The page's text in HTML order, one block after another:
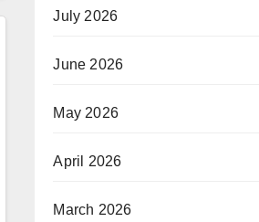
July 2026
June 2026
May 2026
April 2026
March 2026